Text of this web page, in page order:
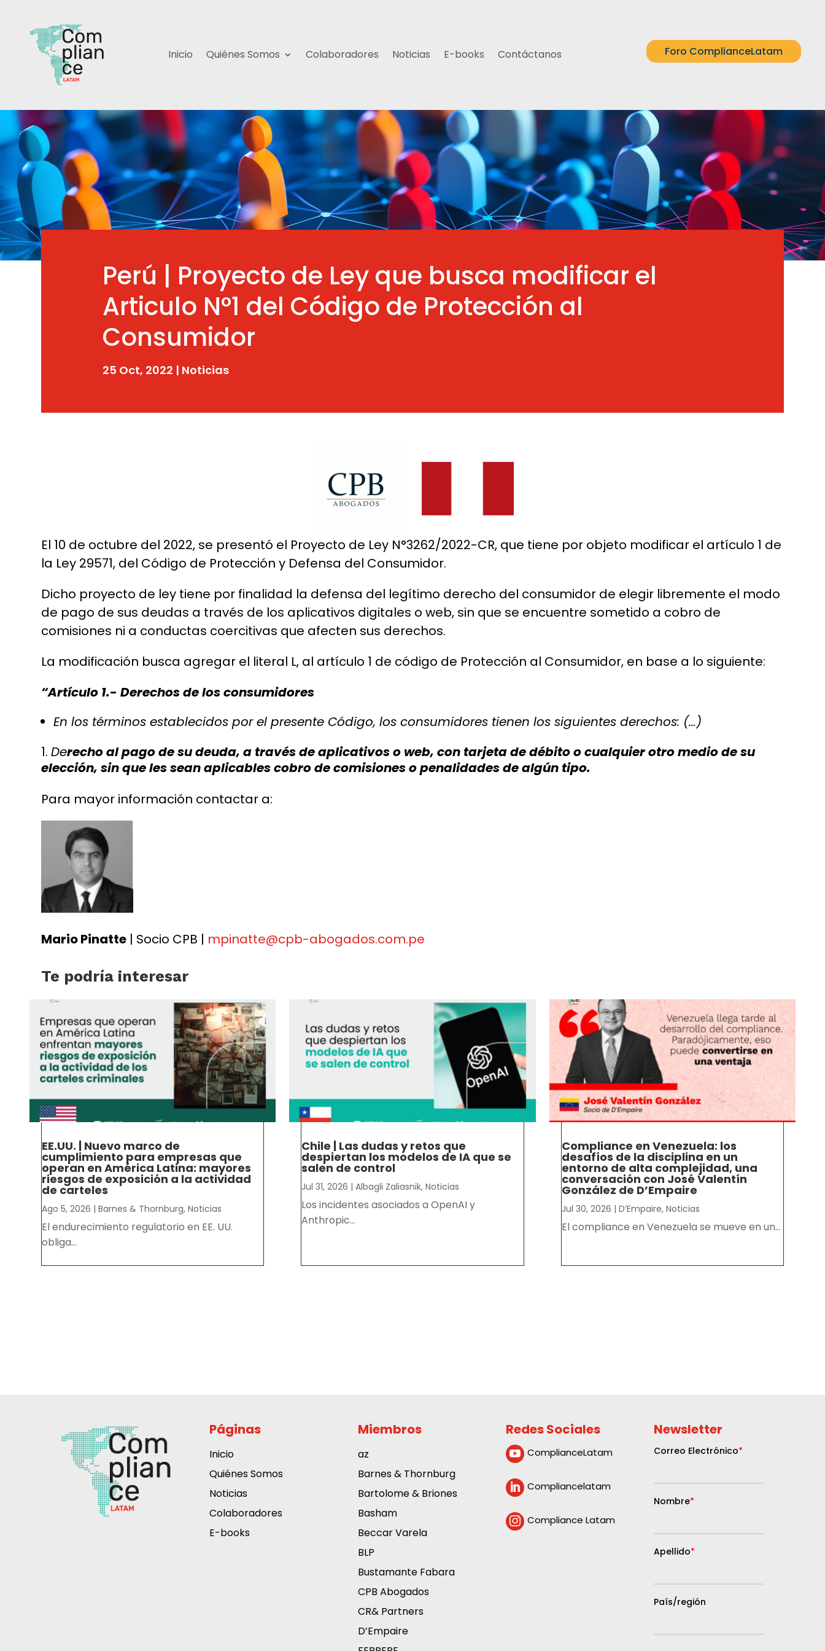
Inicio Quiénes Somos Colaboradores Noticias E-books Contáctanos Foro ComplianceLatam
Perú | Proyecto de Ley que busca modificar el
Articulo N°1 del Código de Protección al
Consumidor
25 Oct, 2022 | Noticias
El 10 de octubre del 2022, se presentó el Proyecto de Ley N°3262/2022-CR, que tiene por objeto modificar el artículo 1 de
la Ley 29571, del Código de Protección y Defensa del Consumidor.
Dicho proyecto de ley tiene por finalidad la defensa del legítimo derecho del consumidor de elegir libremente el modo
de pago de sus deudas a través de los aplicativos digitales o web, sin que se encuentre sometido a cobro de
comisiones ni a conductas coercitivas que afecten sus derechos.
La modificación busca agregar el literal L, al artículo 1 de código de Protección al Consumidor, en base a lo siguiente:
“Artículo 1.- Derechos de los consumidores
En los términos establecidos por el presente Código, los consumidores tienen los siguientes derechos: (…)
Derecho al pago de su deuda, a través de aplicativos o web, con tarjeta de débito o cualquier otro medio de su
elección, sin que les sean aplicables cobro de comisiones o penalidades de algún tipo.
Para mayor información contactar a:
Mario Pinatte | Socio CPB | mpinatte@cpb-abogados.com.pe
Te podría interesar
EE.UU. | Nuevo marco de
cumplimiento para empresas que
operan en América Latina: mayores
riesgos de exposición a la actividad
de carteles
Ago 5, 2026 |Barnes & Thornburg,Noticias
El endurecimiento regulatorio en EE. UU.
obliga...
Chile | Las dudas y retos que
despiertan los modelos de IA que se
salen de control
Jul 31, 2026 |Albagli Zaliasnik,Noticias
Los incidentes asociados a OpenAI y
Anthropic...
Compliance en Venezuela: los
desafíos de la disciplina en un
entorno de alta complejidad, una
conversación con José Valentín
González de D’Empaire
Jul 30, 2026 | D’Empaire, Noticias
El compliance en Venezuela se mueve en un...
Páginas
Inicio
Quiénes Somos
Noticias
Colaboradores
E-books
Miembros
az
Barnes & Thornburg
Bartolome & Briones
Basham
Beccar Varela
BLP
Bustamante Fabara
CPB Abogados
CR& Partners
D’Empaire
Redes Sociales
 ComplianceLatam
 Compliancelatam
 Compliance Latam
Newsletter